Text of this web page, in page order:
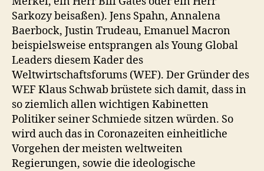
Sarkozy beisaßen). Jens Spahn, Annalena
Baerbock, Justin Trudeau, Emanuel Macron
beispielsweise entsprangen als Young Global
Leaders diesem Kader des
Weltwirtschaftsforums (WEF). Der Gründer des
WEF Klaus Schwab brüstete sich damit, dass in
so ziemlich allen wichtigen Kabinetten
Politiker seiner Schmiede sitzen würden. So
wird auch das in Coronazeiten einheitliche
Vorgehen der meisten weltweiten
Regierungen, sowie die ideologische